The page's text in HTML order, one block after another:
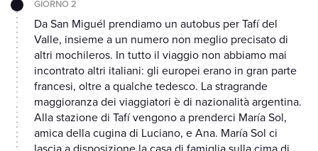
GIORNO 2
Da San Miguél prendiamo un autobus per Tafí del
Valle, insieme a un numero non meglio precisato di
altri mochileros. In tutto il viaggio non abbiamo mai
incontrato altri italiani: gli europei erano in gran parte
francesi, oltre a qualche tedesco. La stragrande
maggioranza dei viaggiatori è di nazionalità argentina.
Alla stazione di Tafí vengono a prenderci María Sol,
amica della cugina di Luciano, e Ana. María Sol ci